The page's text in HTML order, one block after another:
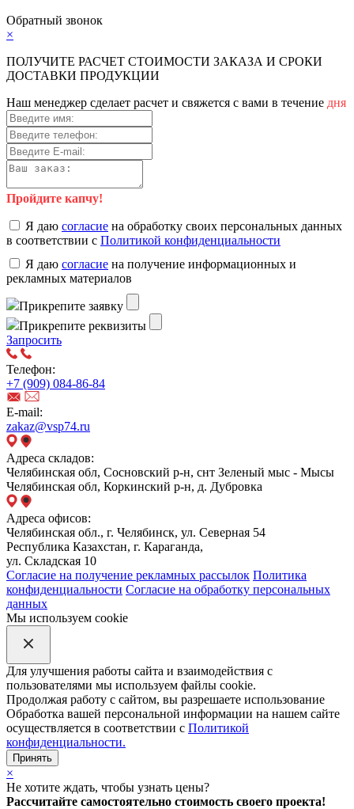
Обратный звонок
×
ПОЛУЧИТЕ РАСЧЕТ СТОИМОСТИ ЗАКАЗА И СРОКИ
ДОСТАВКИ ПРОДУКЦИИ
Наш менеджер сделает расчет и свяжется с вами в течение дня
Пройдите капчу!
Я даю согласие на обработку своих персональных данных
в соответствии с Политикой конфиденциальности
Я даю согласие на получение информационных и
рекламных материалов
Прикрепите заявку
Прикрепите реквизиты
Запросить
Телефон:
+7 (909) 084-86-84
E-mail:
zakaz@vsp74.ru
Адреса складов:
Челябинская обл, Сосновский р-н, снт Зеленый мыс - Мысы
Челябинская обл, Коркинский р-н, д. Дубровка
Адреса офисов:
Челябинская обл., г. Челябинск, ул. Северная 54
Республика Казахстан, г. Караганда,
ул. Складская 10
Согласие на получение рекламных рассылок Политика
конфиденциальности Согласие на обработку персональных
данных
Мы используем cookie
Для улучшения работы сайта и взаимодействия с
пользователями мы используем файлы cookie.
Продолжая работу с сайтом, вы разрешаете использование
Обработка вашей персональной информации на нашем сайте
осуществляется в соответствии с Политикой
конфиденциальности.
Принять
×
Не хотите ждать, чтобы узнать цены?
Рассчитайте самостоятельно стоимость своего проекта!